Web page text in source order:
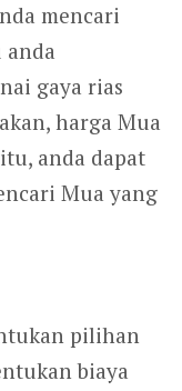
mencari
gaya rias
harga Mua
anda dapat
Mua yang
pilihan
biaya